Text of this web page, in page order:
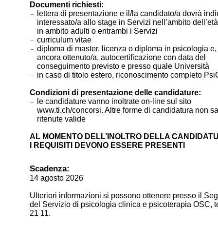
Documenti richiesti:
lettera di presentazione e il/la candidato/a dovrà
interessato/a allo stage in Servizi nell’ambito
in ambito adulti o entrambi i Servizi
curriculum vitae
diploma di master, licenza o diploma in psicologia
ancora ottenuto/a, autocertificazione con data del
conseguimento previsto e presso quale Università
in caso di titolo estero, riconoscimento completo
Condizioni di presentazione delle candidature:
le candidature vanno inoltrate on-line sul sito
www.ti.ch/concorsi. Altre forme di candidatura non
ritenute valide
AL MOMENTO DELL’INOLTRO DELLA
I REQUISITI DEVONO ESSERE PRESENTI
Scadenza:
14 agosto 2026
Ulteriori informazioni si possono ottenere presso il
del Servizio di psicologia clinica e psicoterapia OSC,
21 11.